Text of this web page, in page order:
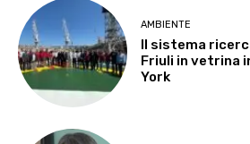
AMBIENTE
Il sistema
Friuli in vetrina
York